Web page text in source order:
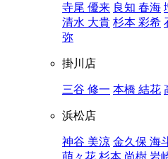
寺尾 優来 良知 春海
清水 大貴 杉本 彩希
弥
掛川店
三谷 修一 本橋 結花
浜松店
神谷 美涼 金久保 海
萌々花 杉本 尚樹 岩